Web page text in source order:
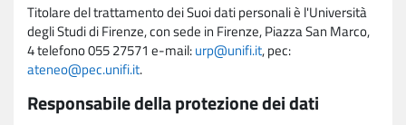
Titolare del trattamento dei Suoi dati personali è l'Università
degli Studi di Firenze, con sede in Firenze, Piazza San Marco,
4 telefono 055 27571 e-mail:urp@unifi.it, pec:
ateneo@pec.unifi.it.
Responsabile della protezione dei dati